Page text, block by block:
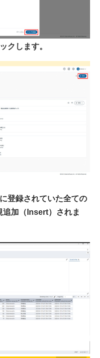
クします。
登録されていた全ての
加（Insert）されま